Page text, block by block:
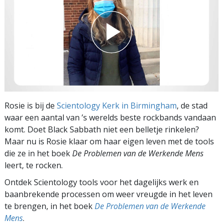
Rosie is bij de Scientology Kerk in Birmingham, de stad
waar een aantal van ’s werelds beste rockbands vandaan
komt. Doet Black Sabbath niet een belletje rinkelen?
Maar nu is Rosie klaar om haar eigen leven met de tools
die ze in het boekDe Problemen van de Werkende Mens
leert, te rocken.
Ontdek Scientology tools voor het dagelijks werk en
baanbrekende processen om weer vreugde in het leven
te brengen, in het boekDe Problemen van de Werkende
Mens.